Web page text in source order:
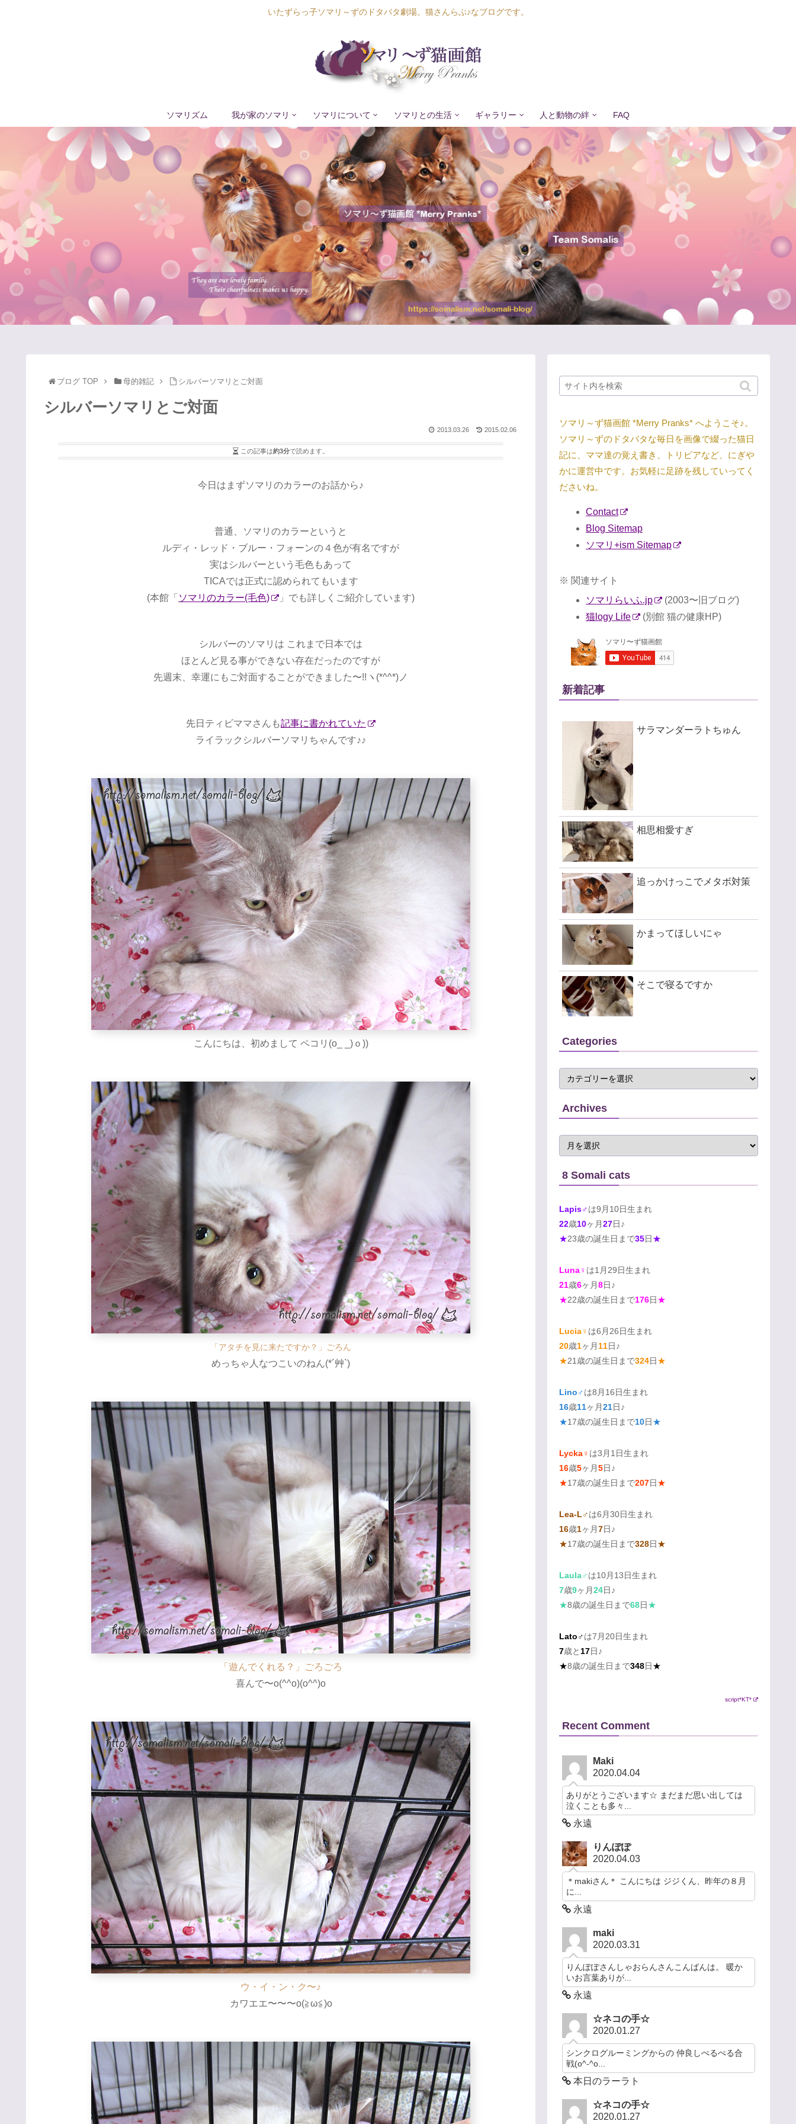
いたずらっ子ソマリ～ずのドタバタ劇場。猫さんらぶ♪なブログです。
ソマリズム 我が家のソマリ ソマリについて ソマリとの生活 ギャラリー 人と動物の絆 FAQ
Lapis Luna
Lucia Lino
Lycka Leal
Laula
ブログ TOP 母的雑記 シルバーソマリとご対面
シルバーソマリとご対面
2015.02.06
2013.03.26
この記事は約3分で読めます。
今日はまずソマリのカラーのお話から♪
普通、ソマリのカラーというと
ルディ・レッド・ブルー・フォーンの４色が有名ですが
実はシルバーという毛色もあって
TICAでは正式に認められてもいます
(本館「 ソマリのカラー(毛色) 」でも詳しくご紹介しています)
シルバーのソマリは これまで日本では
ほとんど見る事ができない存在だったのですが
先週末、幸運にもご対面することができました〜!!ヽ(*^^*)ノ
先日ティビママさんも記事に書かれていた
ライラックシルバーソマリちゃんです♪♪
こんにちは、初めまして ペコリ(o_ _)ｏ))
「アタチを見に来たですか？」ごろん
めっちゃ人なつこいのねん(*´艸`)
「遊んでくれる？」ごろごろ
喜んで〜o(^^o)(o^^)o
ウ・イ・ン・ク〜♪
カワエエ〜〜〜o(≧ω≦)o
ソマリ～ず猫画館 *Merry Pranks* へようこそ♪。
ソマリ～ずのドタバタな毎日を画像で綴った猫日
記に、ママ達の覚え書き、トリビアなど、にぎや
かに運営中です。お気軽に足跡を残していってく
ださいね。
Contact
Blog Sitemap
ソマリ+ism Sitemap
※ 関連サイト
ソマリらいふ.jp
(2003〜旧ブログ)
猫logy Life
(別館 猫の健康HP)
新着記事
サラマンダーラトちゅん
相思相愛すぎ
追っかけっこでメタボ対策
かまってほしいにゃ
そこで寝るですか
Categories
Archives
8 Somali cats
Lapis♂は9月10日生まれ
22歳10ヶ月27日♪
★23歳の誕生日まで35日★
Luna♀ は1月29日生まれ
21歳6ヶ月8日♪
★22歳の誕生日まで176日★
Lucia♀ は6月26日生まれ
20歳1ヶ月 11日♪
★21歳の誕生日まで324日★
Lino♂ は8月16日生まれ
16歳11ヶ月21日♪
★17歳の誕生日まで10日★
Lycka♀ は3月1日生まれ
16歳5ヶ月5日♪
★17歳の誕生日まで207日★
Lea-L♂は6月30日生まれ
16歳1ヶ月7日♪
★17歳の誕生日まで328日★
Laula♂ は10月13日生まれ
7歳9ヶ月24日♪
★8歳の誕生日まで68日★
Lato♂は7月20日生まれ
7歳と 17日♪
★8歳の誕生日まで348日★
script*KT*
Recent Comment
Maki
2020.04.04
ありがとうございます☆ まだまだ思い出しては
泣くことも多々...
永遠
りんぽぽ
2020.04.03
＊makiさん＊ こんにちは ジジくん、昨年の８月
に...
永遠
maki
2020.03.31
りんぽぽさんしゃおらんさんこんばんは。 暖か
いお言葉ありが...
永遠
☆ネコの手☆
2020.01.27
シンクログルーミングからの 仲良しぺるぺる合
戦(o^-^o...
本日のラーラト
☆ネコの手☆
2020.01.27